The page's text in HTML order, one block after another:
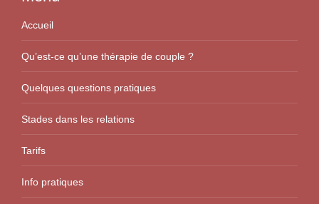
Accueil
Qu’est-ce qu’une thérapie de couple ?
Quelques questions pratiques
Stades dans les relations
Tarifs
Info pratiques